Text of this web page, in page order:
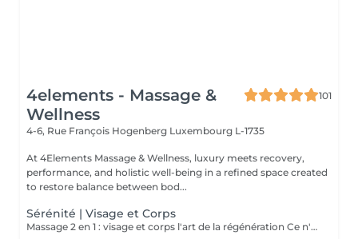
4elements - Massage &
Wellness
101
4-6, Rue François Hogenberg Luxembourg L-1735
At 4Elements Massage & Wellness, luxury meets recovery,
performance, and holistic well-being in a refined space created
to restore balance between bod...
Sérénité | Visage et Corps
Massage 2 en 1 : visage et corps l'art de la régénération Ce n'est pas simplement un massage. C'est une profonde réinitialisation de tout l'organisme en une seule séance. Pendant que le corps se libère des tensions et de la fatigue, le visage retrouve fraîcheur, tonicité et éclat naturel. Les processus de régénération s'activent, le drainage lymphatique s'améliore, la légèreté revient dans le corps et la clarté dans l'esprit. Un visage raffermi et soigneusement sublimé Un corps détendu, vivant et harmonieux Une sensation de calme qui se ressent de l'intérieur Le choix idéal pour celles et ceux qui souhaitent mieux paraître, ressentir davantage et optimiser leur temps. Une seule séance des résultats visibles et un plaisir profond. Offrez-vous le luxe de prendre soin de vous.